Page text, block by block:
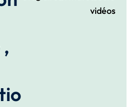
vidéos